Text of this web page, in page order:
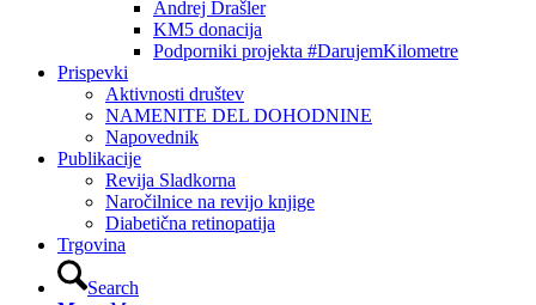
Andrej Drašler
KM5 donacija
Podporniki projekta #DarujemKilometre
Prispevki
Aktivnosti društev
NAMENITE DEL DOHODNINE
Napovednik
Publikacije
Revija Sladkorna
Naročilnice na revijo knjige
Diabetična retinopatija
Trgovina
Search